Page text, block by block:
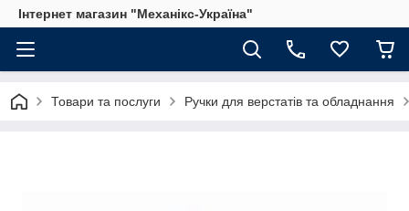
Інтернет магазин "Механікс-Україна"
Товари та послуги Ручки для верстатів та обладнання